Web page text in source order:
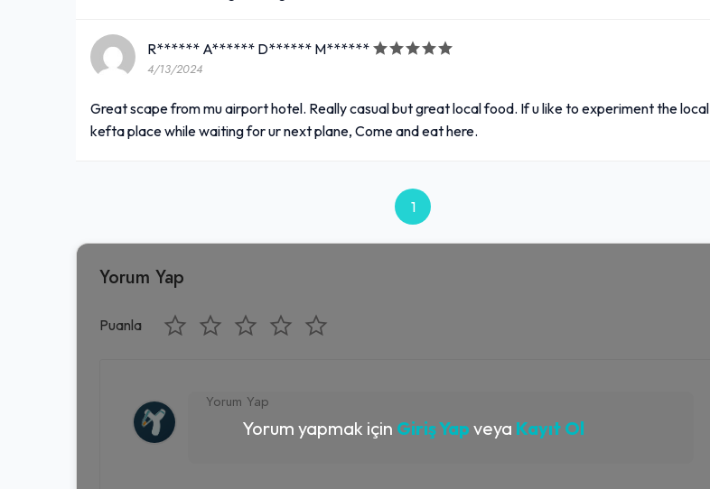
R****** A****** D****** M******
4/13/2024
Great scape from mu airport hotel. Really casual but great local food. If u like to experiment the local
kefta place while waiting for ur next plane, Come and eat here.
1
Yorum Yap
Puanla
Yorum yapmak için Giriş Yap veya Kayıt Ol